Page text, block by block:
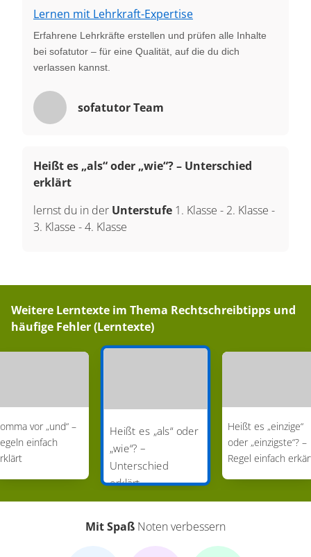
Lernen mit Lehrkraft-Expertise
Erfahrene Lehrkräfte erstellen und prüfen alle Inhalte
bei sofatutor – für eine Qualität, auf die du dich
verlassen kannst.
sofatutor Team
Heißt es „als“ oder „wie“? – Unterschied
erklärt
lernst du in der Unterstufe 1. Klasse - 2. Klasse -
3. Klasse -4. Klasse
Weitere Lerntexte im Thema Rechtschreibtipps und
häufige Fehler (Lerntexte)
vor „und“ –
einfach
Heißt es „als“ oder
„wie“? –
Unterschied
erklärt
Heißt es „einzige“
oder „einzigste“? –
Regel einfach
Mit Spaß Noten verbessern